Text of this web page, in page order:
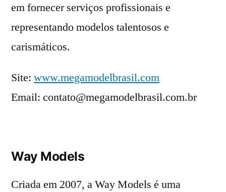
em fornecer serviços profissionais e
representando modelos talentosos e
carismáticos.
Site: www.megamodelbrasil.com
Email: contato@megamodelbrasil.com.br
Way Models
Criada em 2007, a Way Models é uma